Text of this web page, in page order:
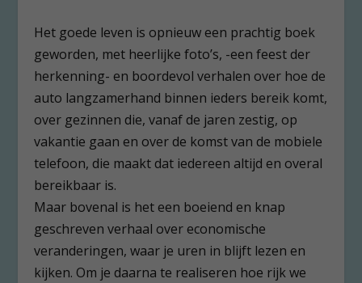
Het goede leven is opnieuw een prachtig boek
geworden, met heerlijke foto’s, -een feest der
herkenning- en boordevol verhalen over hoe de
auto langzamerhand binnen ieders bereik komt,
over gezinnen die, vanaf de jaren zestig, op
vakantie gaan en over de komst van de mobiele
telefoon, die maakt dat iedereen altijd en overal
bereikbaar is.
Maar bovenal is het een boeiend en knap
geschreven verhaal over economische
veranderingen, waar je uren in blijft lezen en
kijken. Om je daarna te realiseren hoe rijk we